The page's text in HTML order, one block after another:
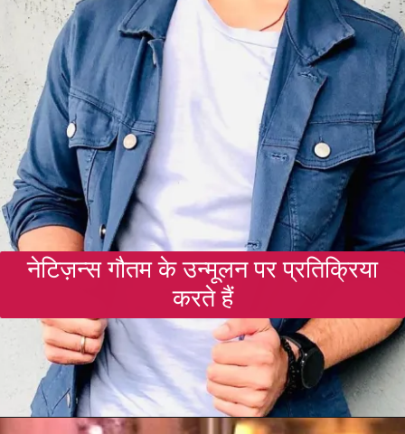
नेटिज़न्स गौतम के उन्मूलन पर प्रतिक्रिया
करते हैं